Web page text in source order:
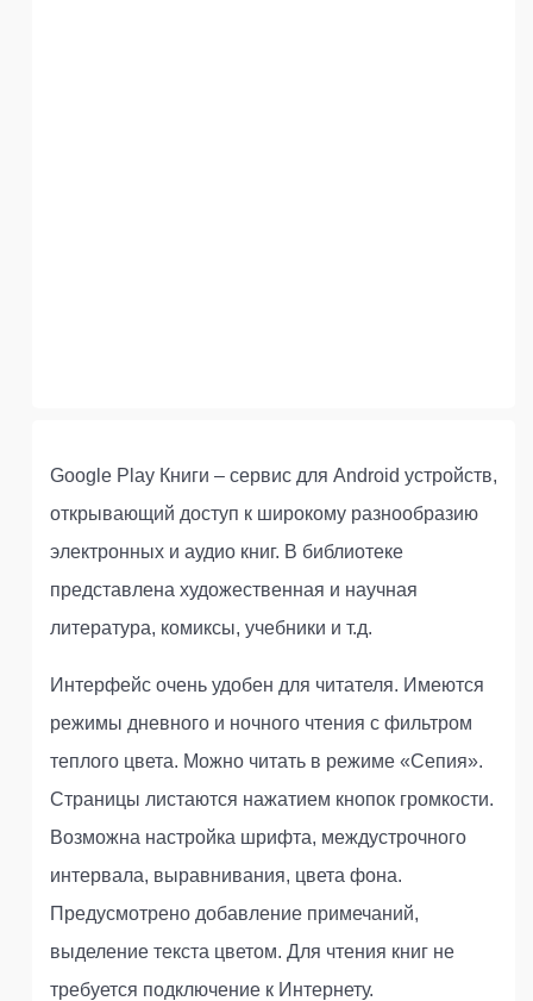
Google Play Книги – сервис для Android устройств,
открывающий доступ к широкому разнообразию
электронных и аудио книг. В библиотеке
представлена художественная и научная
литература, комиксы, учебники и т.д.
Интерфейс очень удобен для читателя. Имеются
режимы дневного и ночного чтения с фильтром
теплого цвета. Можно читать в режиме «Сепия».
Страницы листаются нажатием кнопок громкости.
Возможна настройка шрифта, междустрочного
интервала, выравнивания, цвета фона.
Предусмотрено добавление примечаний,
выделение текста цветом. Для чтения книг не
требуется подключение к Интернету.